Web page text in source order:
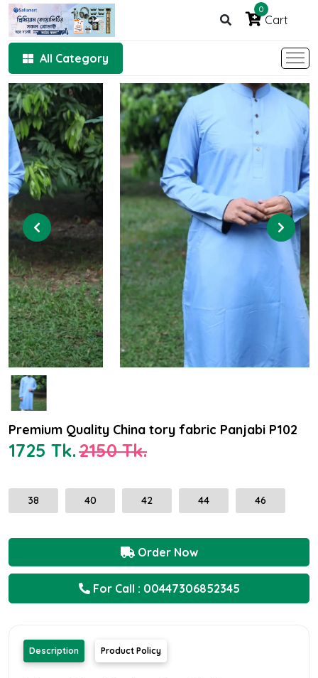
0
Cart
All Category
Premium Quality China tory fabric Panjabi P102
1725 Tk.2150 Tk.
38 40 42 44 46
Order Now
For Call : 00447306852345
Description Product Policy